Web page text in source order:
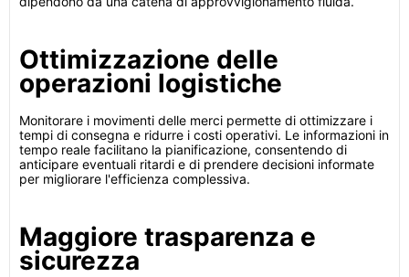
Ottimizzazione delle
operazioni logistiche
Monitorare i movimenti delle merci permette di ottimizzare i
tempi di consegna e ridurre i costi operativi. Le informazioni in
tempo reale facilitano la pianificazione, consentendo di
anticipare eventuali ritardi e di prendere decisioni informate
per migliorare l'efficienza complessiva.
Maggiore trasparenza e
sicurezza